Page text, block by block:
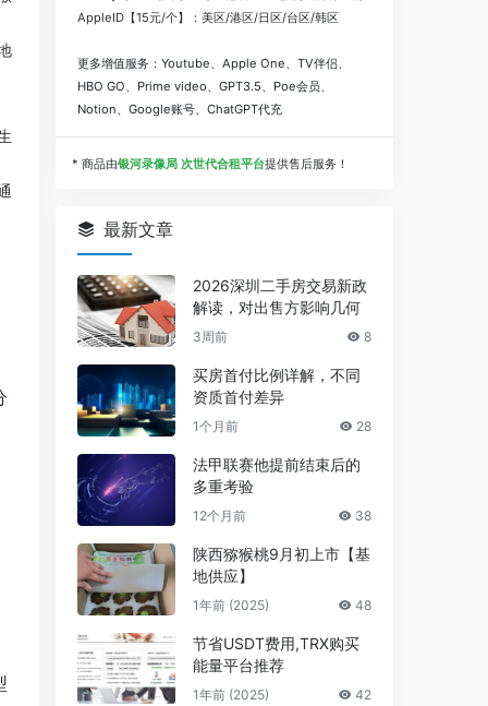
AppleID【15元/个】：美区/港区/日区/台区/韩区
更多增值服务：Youtube、Apple One、TV伴侣、
HBO GO、Prime video、GPT3.5、Poe会员、
Notion、Google账号、ChatGPT代充
* 商品由银河录像局 次世代合租平台提供售后服务！
最新文章
2026深圳二手房交易新政
解读，对出售方影响几何
3周前 8
买房首付比例详解，不同
资质首付差异
1个月前 28
法甲联赛他提前结束后的
多重考验
12个月前 38
陕西猕猴桃9月初上市【基
地供应】
1年前 (2025) 48
节省USDT费用,TRX购买
能量平台推荐
1年前 (2025) 42